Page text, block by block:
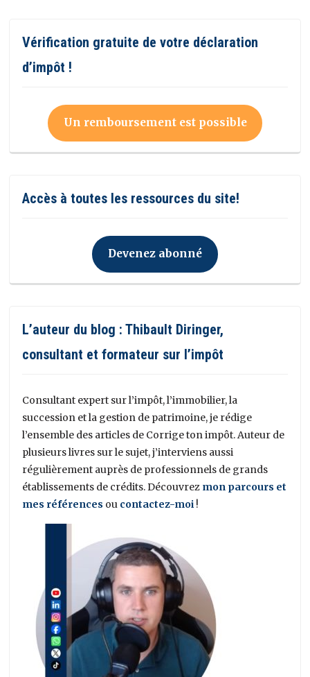
Vérification gratuite de votre déclaration
d’impôt !
Un remboursement est possible
Accès à toutes les ressources du site!
Devenez abonné
L’auteur du blog : Thibault Diringer,
consultant et formateur sur l’impôt
Consultant expert sur l’impôt, l’immobilier, la
succession et la gestion de patrimoine, je rédige
l’ensemble des articles de Corrige ton impôt. Auteur de
plusieurs livres sur le sujet, j’interviens aussi
régulièrement auprès de professionnels de grands
établissements de crédits. Découvrez mon parcours et
mes références ou contactez-moi !